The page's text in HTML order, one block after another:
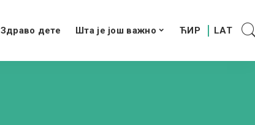
Здраво дете Шта је још важно